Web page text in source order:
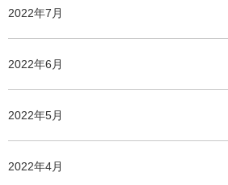
2022年7月
2022年6月
2022年5月
2022年4月